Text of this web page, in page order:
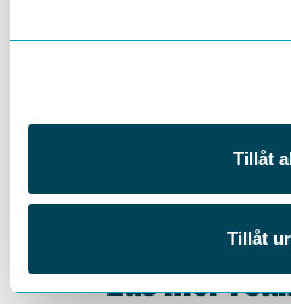
Tillåt
Tillåt
Läs mer i